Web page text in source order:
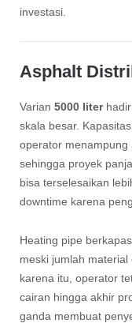
investasi.
Asphalt
Varian 5000 literhadir
skala besar.
operator menampung
sehingga proyek
bisa terselesaikan
downtime karena
Heating pipe
meski jumlah
karena itu, operator
cairan hingga akhir
ganda membuat